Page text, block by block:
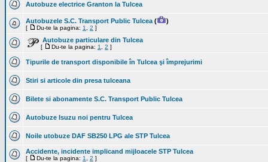
Autobuze electrice Granton la Tulcea
Autobuzele S.C. Transport Public Tulcea ( )
[ Du-te la pagina: 1 2 ]
Autobuze particulare din Tulcea
[ Du-te la pagina: 1 2 ]
Tipurile de transport disponibile în Tulcea şi împrejurimi
Stiri si articole din presa tulceana
Bilete si abonamente S.C. Transport Public Tulcea
Autobuze Isuzu noi pentru Tulcea
Noile utobuze DAF SB250 LPG ale STP Tulcea
Accidente, incidente implicand mijloacele STP Tulcea
[ Du-te la pagina: 1 2 ]